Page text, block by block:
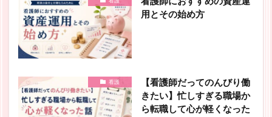
用とその始め方
看護
【看護師だってのんびり働
きたい】忙しすぎる職場か
ら転職して心が軽くなった